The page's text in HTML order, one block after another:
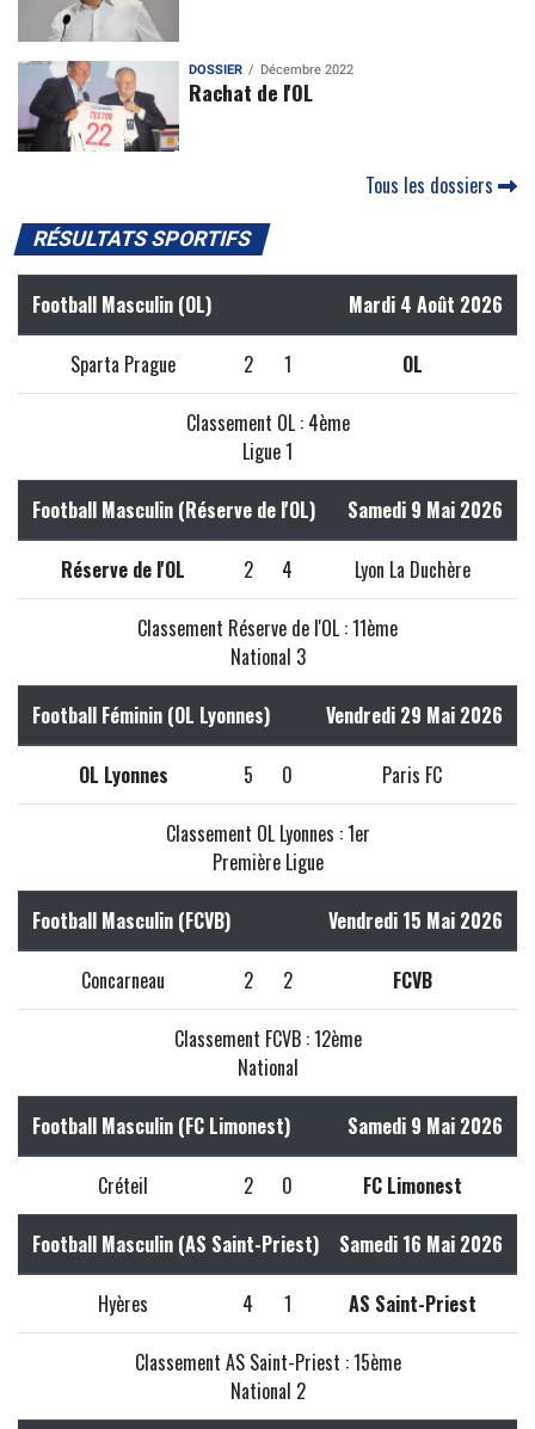
DOSSIER Décembre 2022
Rachat de l'OL
Tous les dossiers
RÉSULTATS SPORTIFS
Football Masculin (OL) Mardi 4 Août 2026
Sparta Prague 2 1 OL
Classement OL : 4ème
Ligue 1
Football Masculin (Réserve de l'OL) Samedi 9 Mai 2026
Réserve de l'OL 2 4 Lyon La Duchère
Classement Réserve de l'OL : 11ème
National 3
Football Féminin (OL Lyonnes) Vendredi 29 Mai 2026
OL Lyonnes 5 0 Paris FC
Classement OL Lyonnes : 1er
Première Ligue
Football Masculin (FCVB) Vendredi 15 Mai 2026
Concarneau 2 2 FCVB
Classement FCVB : 12ème
National
Football Masculin (FC Limonest) Samedi 9 Mai 2026
Créteil 2 0 FC Limonest
Football Masculin (AS Saint-Priest) Samedi 16 Mai 2026
Hyères 4 1 AS Saint-Priest
Classement AS Saint-Priest : 15ème
National 2